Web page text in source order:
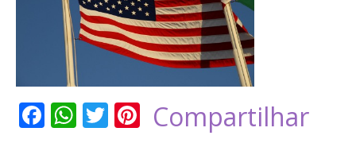
F W T Pi
Compartilhar